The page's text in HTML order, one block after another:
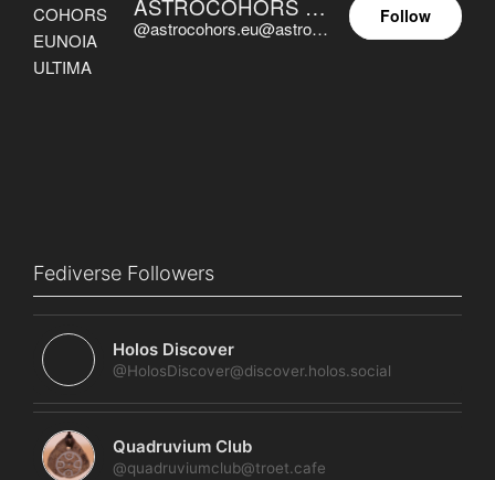
@astrocohors.eu@astrocohors.eu
Follow
Fediverse Followers
Holos Discover
@HolosDiscover@discover.holos.social
Quadruvium Club
@quadruviumclub@troet.cafe